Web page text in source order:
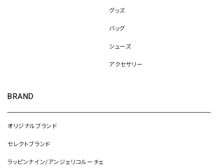
グッズ
バッグ
シューズ
アクセサリー
BRAND
オリジナルブランド
セレクトブランド
ラッピンナイン/アンジェリコルーチェ